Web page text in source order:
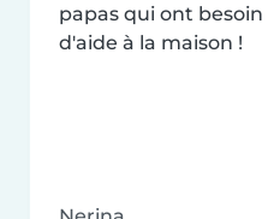
papas qui ont besoin
d'aide à la maison !